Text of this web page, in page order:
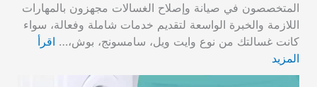
المتخصصون في صيانة وإصلاح الغسالات مجهزون بالمهارات
اللازمة والخبرة الواسعة لتقديم خدمات شاملة وفعالة، سواء
كانت غسالتك من نوع وايت ويل، سامسونج، بوش،… اقرأ
المزيد